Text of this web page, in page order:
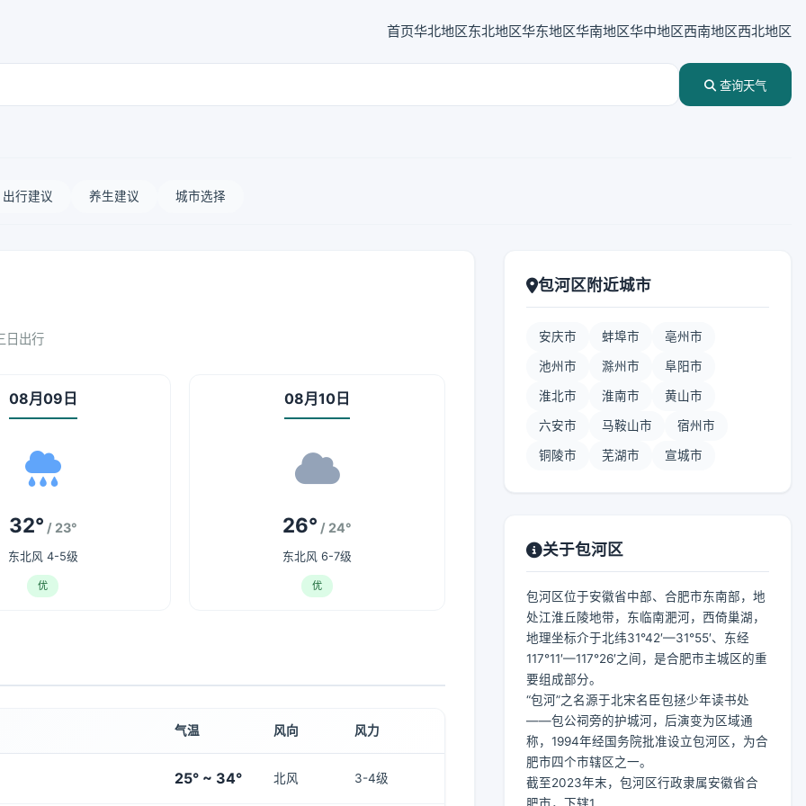
首页华北地区东北地区华东地区华南地区华中地区西南地区西北地区
查询天气
出行建议 养生建议 城市选择
日出行
08月09日
32° / 23°
东北风 4-5级
优
08月10日
26° / 24°
东北风 6-7级
优
气温 风向 风力
25° ~ 34° 北风 3-4级
包河区附近城市
安庆市 蚌埠市 亳州市
池州市 滁州市 阜阳市
淮北市 淮南市 黄山市
六安市 马鞍山市 宿州市
铜陵市 芜湖市 宣城市
关于包河区
包河区位于安徽省中部、合肥市东南部，地
处江淮丘陵地带，东临南淝河，西倚巢湖，
地理坐标介于北纬31°42′—31°55′、东经
117°11′—117°26′之间，是合肥市主城区的重
要组成部分。
“包河”之名源于北宋名臣包拯少年读书处
——包公祠旁的护城河，后演变为区域通
称，1994年经国务院批准设立包河区，为合
肥市四个市辖区之一。
截至2023年末，包河区行政隶属安徽省合